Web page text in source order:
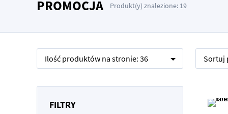
PROMOCJA Produkt(y) znalezione: 19
Ilość produktów na stronie: 36 Sortuj
FILTRY